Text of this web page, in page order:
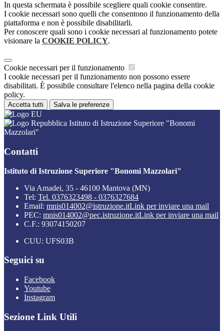
In questa schermata è possibile scegliere quali cookie consentire.
I cookie necessari sono quelli che consentono il funzionamento della
piattaforma e non è possibile disabilitarli.
Per conoscere quali sono i cookie necessari al funzionamento potete
visionare la COOKIE POLICY.
Cookie necessari per il funzionamento
I cookie necessari per il funzionamento non possono essere
disabilitati. È possibile consultare l'elenco nella pagina della cookie
policy.
Accetta tutti Salva le preferenze
Istituto di Istruzione Superiore "Bonomi
Mazzolari"
Contatti
Istituto di Istruzione Superiore "Bonomi Mazzolari"
Via Amadei, 35 - 46100 Mantova (MN)
Tel: Tel. 0376323498 - 0376327684
Email: mnis014002@istruzione.itLink per inviare una mail
PEC: mnis014002@pec.istruzione.itLink per inviare una mail
C.F.: 93074150207
CUU: UFS03B
Seguici su
Facebook
Youtube
Instagram
Sezione Link Utili